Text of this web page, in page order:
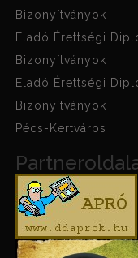
Bizonyítványok
Eladó Érettségi
Bizonyítványok
Eladó Érettségi
Bizonyítványok
Pécs-Kertváros